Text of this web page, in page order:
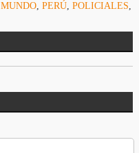
MUNDO, PERÚ, POLICIALES,